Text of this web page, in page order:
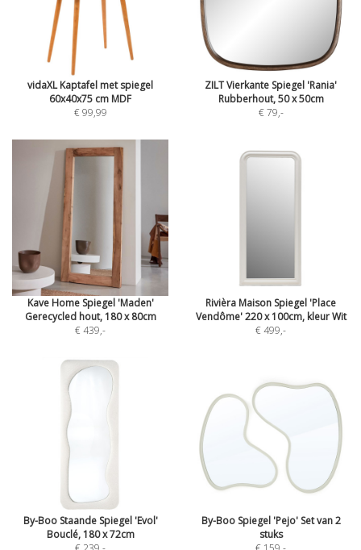
vidaXL Kaptafel met spiegel
60x40x75 cm MDF
€ 99,99
ZILT Vierkante Spiegel 'Rania'
Rubberhout, 50 x 50cm
€ 79,-
Kave Home Spiegel 'Maden'
Gerecycled hout, 180 x 80cm
€ 439,-
Rivièra Maison Spiegel 'Place
Vendôme' 220 x 100cm, kleur Wit
€ 499,-
By-Boo Staande Spiegel 'Evol'
Bouclé, 180 x 72cm
By-Boo Spiegel 'Pejo' Set van 2
stuks